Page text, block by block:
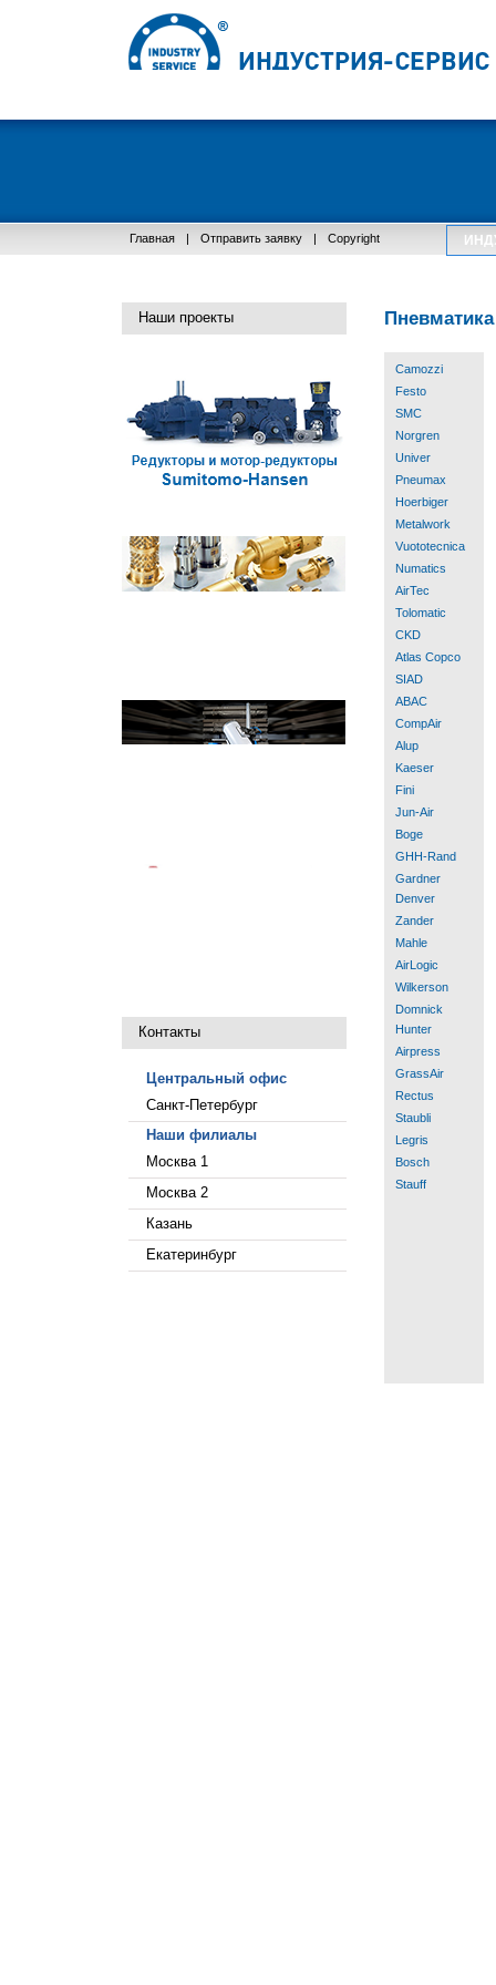
Главная | Отправить заявку | Copyright
Наши проекты
Контакты
Центральный офис
Санкт-Петербург
Наши филиалы
Москва 1
Москва 2
Казань
Екатеринбург
Пневматика
Camozzi
Festo
SMC
Norgren
Univer
Pneumax
Hoerbiger
Metalwork
Vuototecnica
Numatics
AirTec
Tolomatic
CKD
Atlas Copco
SIAD
ABAC
CompAir
Alup
Kaeser
Fini
Jun-Air
Boge
GHH-Rand
Gardner
Denver
Zander
Mahle
AirLogic
Wilkerson
Domnick
Hunter
Airpress
GrassAir
Rectus
Staubli
Legris
Bosch
Stauff